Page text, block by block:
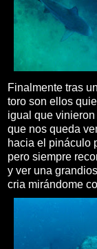
Finalmente tras
toro son ellos
igual que
que nos queda
hacia el pináculo
pero siempre
y ver una
cria mirándome